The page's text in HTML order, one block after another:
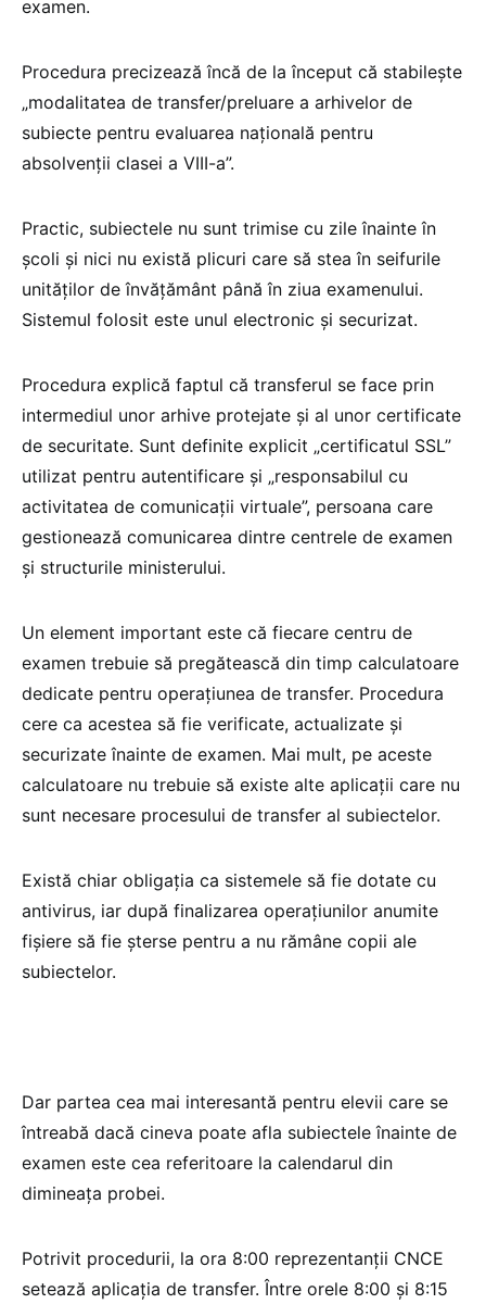
examen.
Procedura precizează încă de la început că stabilește
„modalitatea de transfer/preluare a arhivelor de
subiecte pentru evaluarea națională pentru
absolvenții clasei a VIII-a”.
Practic, subiectele nu sunt trimise cu zile înainte în
școli și nici nu există plicuri care să stea în seifurile
unităților de învățământ până în ziua examenului.
Sistemul folosit este unul electronic și securizat.
Procedura explică faptul că transferul se face prin
intermediul unor arhive protejate și al unor certificate
de securitate. Sunt definite explicit „certificatul SSL”
utilizat pentru autentificare și „responsabilul cu
activitatea de comunicații virtuale”, persoana care
gestionează comunicarea dintre centrele de examen
și structurile ministerului.
Un element important este că fiecare centru de
examen trebuie să pregătească din timp calculatoare
dedicate pentru operațiunea de transfer. Procedura
cere ca acestea să fie verificate, actualizate și
securizate înainte de examen. Mai mult, pe aceste
calculatoare nu trebuie să existe alte aplicații care nu
sunt necesare procesului de transfer al subiectelor.
Există chiar obligația ca sistemele să fie dotate cu
antivirus, iar după finalizarea operațiunilor anumite
fișiere să fie șterse pentru a nu rămâne copii ale
subiectelor.
Dar partea cea mai interesantă pentru elevii care se
întreabă dacă cineva poate afla subiectele înainte de
examen este cea referitoare la calendarul din
dimineața probei.
Potrivit procedurii, la ora 8:00 reprezentanții CNCE
setează aplicația de transfer. Între orele 8:00 și 8:15